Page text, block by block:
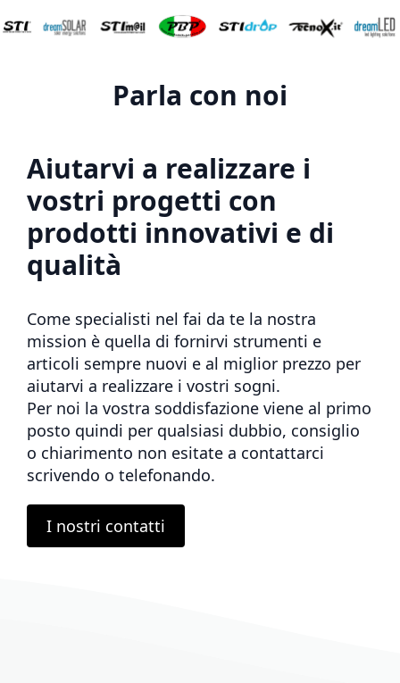
Parla con noi
Aiutarvi a realizzare i
vostri progetti con
prodotti innovativi e di
qualità
Come specialisti nel fai da te la nostra
mission è quella di fornirvi strumenti e
articoli sempre nuovi e al miglior prezzo per
aiutarvi a realizzare i vostri sogni.
Per noi la vostra soddisfazione viene al primo
posto quindi per qualsiasi dubbio, consiglio
o chiarimento non esitate a contattarci
scrivendo o telefonando.
I nostri contatti